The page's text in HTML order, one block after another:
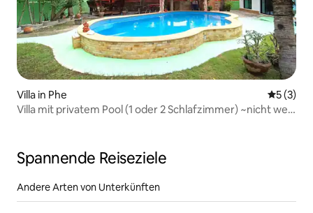
Villa in Phe
5 (3)
Villa mit privatem Pool (1 oder 2 Schlafzimmer) ~nicht weit
Spannende Reiseziele
Andere Arten von Unterkünften